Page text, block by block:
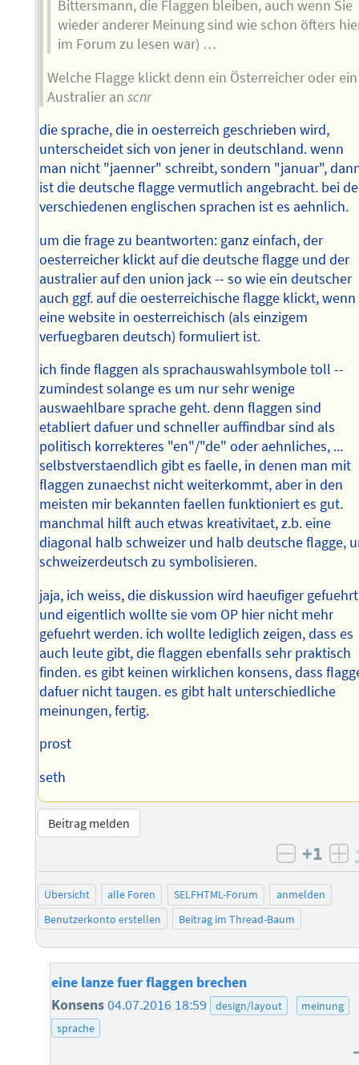
Bittersmann, die Flaggen bleiben, auch wenn Sie
wieder anderer Meinung sind wie schon öfters
im Forum zu lesen war) …
Welche Flagge klickt denn ein Österreicher oder ein
Australier anscnr
die sprache, die in oesterreich geschrieben wird,
unterscheidet sich von jener in deutschland. wenn
man nicht "jaenner" schreibt, sondern "januar",
ist die deutsche flagge vermutlich angebracht. bei
verschiedenen englischen sprachen ist es aehnlich.
um die frage zu beantworten: ganz einfach, der
oesterreicher klickt auf die deutsche flagge und der
australier auf den union jack -- so wie ein deutscher
auch ggf. auf die oesterreichische flagge klickt, wenn
eine website in oesterreichisch (als einzigem
verfuegbaren deutsch) formuliert ist.
ich finde flaggen als sprachauswahlsymbole toll --
zumindest solange es um nur sehr wenige
auswaehlbare sprache geht. denn flaggen sind
etabliert dafuer und schneller auffindbar sind als
politisch korrekteres "en"/"de" oder aehnliches, ...
selbstverstaendlich gibt es faelle, in denen man mit
flaggen zunaechst nicht weiterkommt, aber in den
meisten mir bekannten faellen funktioniert es gut.
manchmal hilft auch etwas kreativitaet, z.b. eine
diagonal halb schweizer und halb deutsche flagge,
schweizerdeutsch zu symbolisieren.
jaja, ich weiss, die diskussion wird haeufiger gefuehrt
und eigentlich wollte sie vom OP hier nicht mehr
gefuehrt werden. ich wollte lediglich zeigen, dass es
auch leute gibt, die flaggen ebenfalls sehr praktisch
finden. es gibt keinen wirklichen konsens, dass
dafuer nicht taugen. es gibt halt unterschiedliche
meinungen, fertig.
prost
seth
Beitrag melden
negativ
+1
Übersicht alle Foren SELFHTML-Forum
anmelden
Benutzerkonto erstellen
Beitrag im Thread-Baum
eine lanze fuer flaggen brechen
Konsens04.07.2016 18:59 design/layout
meinung
sprache